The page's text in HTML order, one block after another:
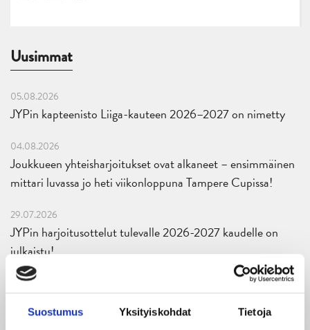
Suostumus Yksityiskohdat Tietoja
Uusimmat
05.08.2026
JYPin kapteenisto Liiga-kauteen 2026–2027 on nimetty
04.08.2026
Joukkueen yhteisharjoitukset ovat alkaneet – ensimmäinen
mittari luvassa jo heti viikonloppuna Tampere Cupissa!
29.07.2026
JYPin harjoitusottelut tulevalle 2026-2027 kaudelle on
julkaistu!
27.07.2026